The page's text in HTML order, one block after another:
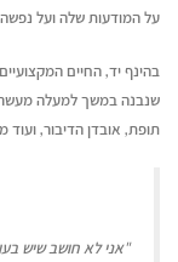
על המודעות שלה ועל
בהינף יד, החיים
שנבנה במשך למעלה
תופת, אובדן הדיבור, ועוד
"אני לא חושב שיש